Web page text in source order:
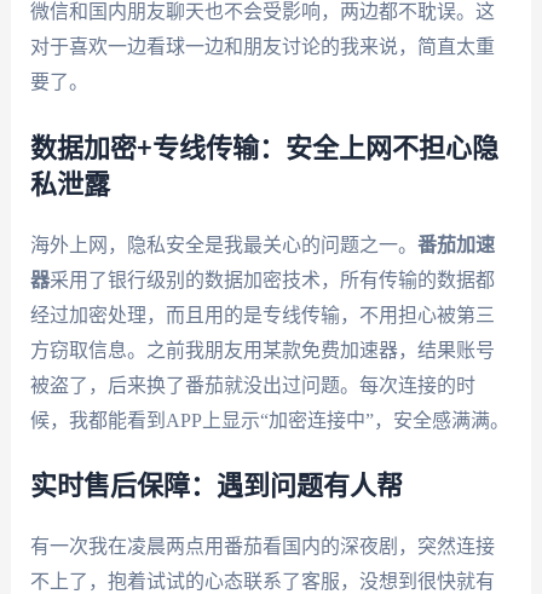
微信和国内朋友聊天也不会受影响，两边都不耽误。这
对于喜欢一边看球一边和朋友讨论的我来说，简直太重
要了。
数据加密+专线传输：安全上网不担心隐
私泄露
海外上网，隐私安全是我最关心的问题之一。 番茄加速
器采用了银行级别的数据加密技术，所有传输的数据都
经过加密处理，而且用的是专线传输，不用担心被第三
方窃取信息。之前我朋友用某款免费加速器，结果账号
被盗了，后来换了番茄就没出过问题。每次连接的时
候，我都能看到APP上显示“加密连接中”，安全感满满。
实时售后保障：遇到问题有人帮
有一次我在凌晨两点用番茄看国内的深夜剧，突然连接
不上了，抱着试试的心态联系了客服，没想到很快就有